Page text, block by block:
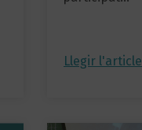
Llegir l'article